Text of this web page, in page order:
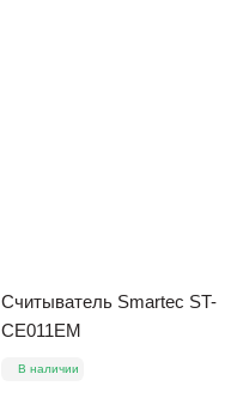
Считыватель Smartec ST-
CE011EM
В наличии